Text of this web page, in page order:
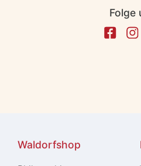
Folge
Waldorfshop